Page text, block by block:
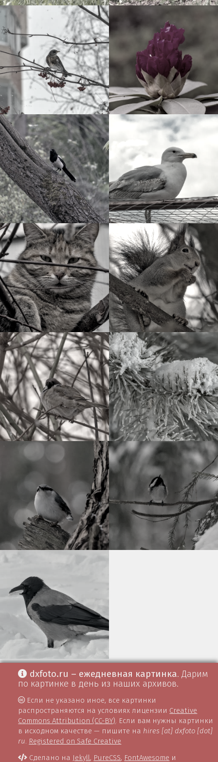
dxfoto.ru – ежедневная картинка. Дарим
по картинке в день из наших архивов.
Если не указано иное, все картинки
распространяются на условиях лицензии Creative
Commons Attribution (CC-BY). Если вам нужны картинки
в исходном качестве — пишите на hires [at] dxfoto [dot]
ru. Registered on Safe Creative
Сделано на Jekyll, PureCSS, FontAwesome и